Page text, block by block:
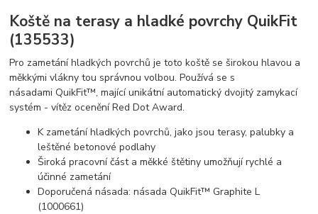
Koště na terasy a hladké povrchy QuikFit
(135533)
Pro zametání hladkých povrchů je toto koště se širokou hlavou a
měkkými vlákny tou správnou volbou. Používá se s
násadami QuikFit™, mající unikátní automatický dvojitý zamykací
systém - vítěz ocenění Red Dot Award.
K zametání hladkých povrchů, jako jsou terasy, palubky a
leštěné betonové podlahy
Široká pracovní část a měkké štětiny umožňují rychlé a
účinné zametání
Doporučená násada: násada QuikFit™ Graphite L
(1000661)